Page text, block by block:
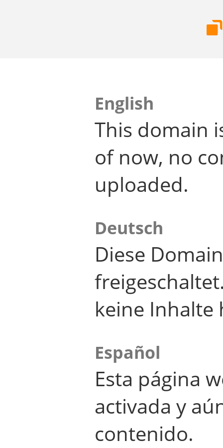
English
This domain
of now, no
uploaded.
Deutsch
Diese
keine Inhalte
Español
Esta página
activada y
contenido.